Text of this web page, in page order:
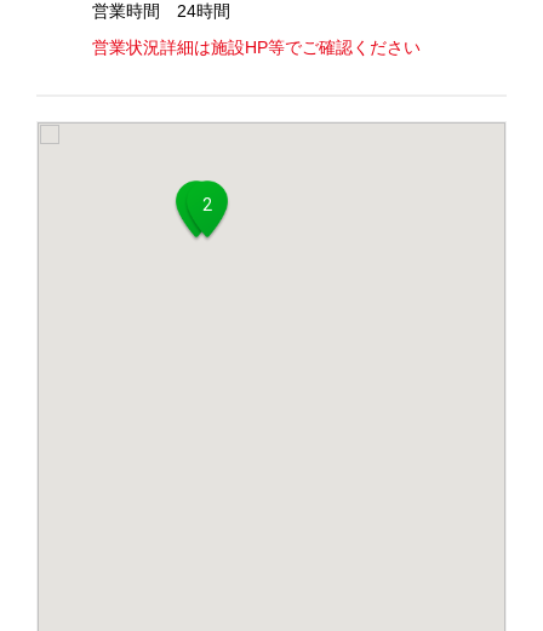
営業時間 24時間
営業状況詳細は施設HP等でご確認ください
2